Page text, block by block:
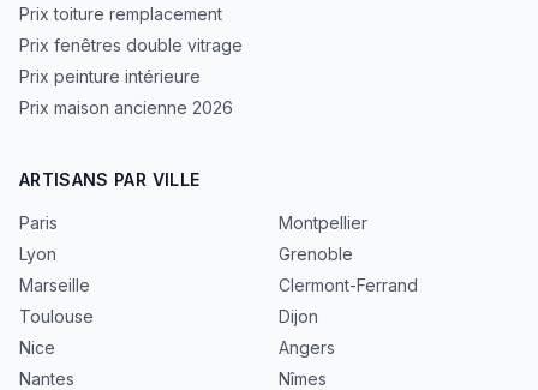
Prix toiture remplacement
Prix fenêtres double vitrage
Prix peinture intérieure
Prix maison ancienne 2026
ARTISANS PAR VILLE
Paris
Lyon
Marseille
Toulouse
Nice
Nantes
Montpellier
Grenoble
Clermont-Ferrand
Dijon
Angers
Nîmes